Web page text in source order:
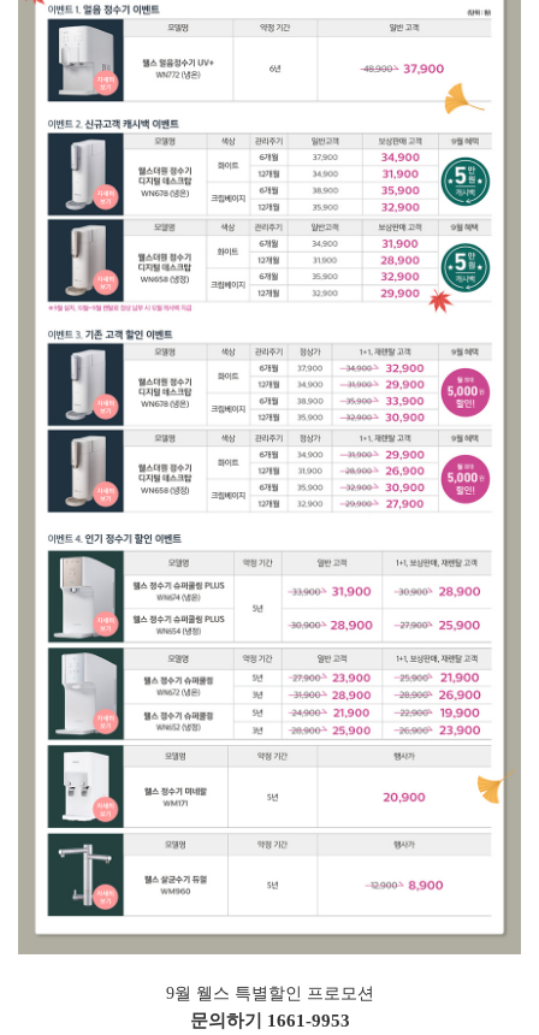
9월 웰스 특별할인 프로모션
문의하기 1661-9953